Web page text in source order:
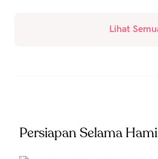
Lihat
Persiapan Selama